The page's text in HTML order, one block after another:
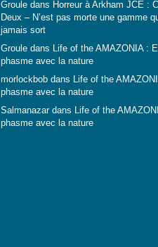
Grouledans Horreur à Arkham JCE :
Deux – N’est pas morte une gamme
jamais sort
Grouledans Life of the AMAZONIA :
phasme avec la nature
morlockbobdans Life of the
phasme avec la nature
Salmanazardans Life of the
phasme avec la nature